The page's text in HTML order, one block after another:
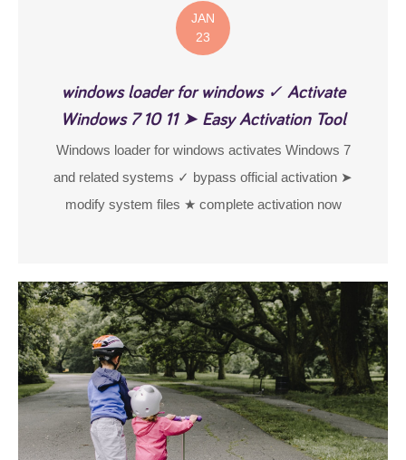
JAN
23
windows loader for windows ✓ Activate
Windows 7 10 11 ➤ Easy Activation Tool
Windows loader for windows activates Windows 7
and related systems ✓ bypass official activation ➤
modify system files ★ complete activation now